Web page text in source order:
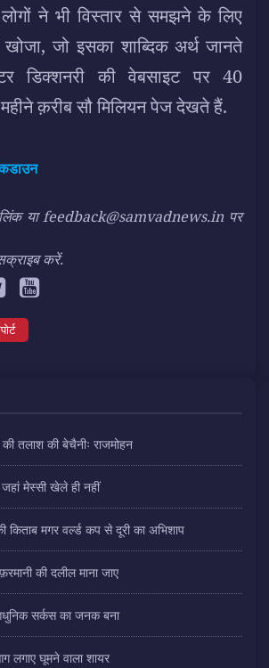
ने भी विस्तार से समझने के लिए
जो इसका शाब्दिक अर्थ जानते
डिक्शनरी की वेबसाइट पर 40
क़रीब सौ मिलियन पेज देखते हैं.
या feedback@samvadnews.in पर
करें.
तलाश की बेचैनीः राजमोहन
मेस्सी खेले ही नहीं
किताब मगर वर्ल्ड कप से दूरी का अभिशाप
की दलील माना जाए
सर्कस का जनक बना
लगाए घूमने वाला शायर